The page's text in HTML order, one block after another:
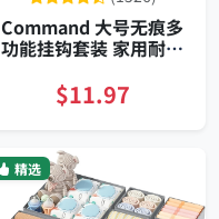
Command 大号无痕多
功能挂钩套装 家用耐用
厨房浴室通用 三钩六贴
$11.97
精选